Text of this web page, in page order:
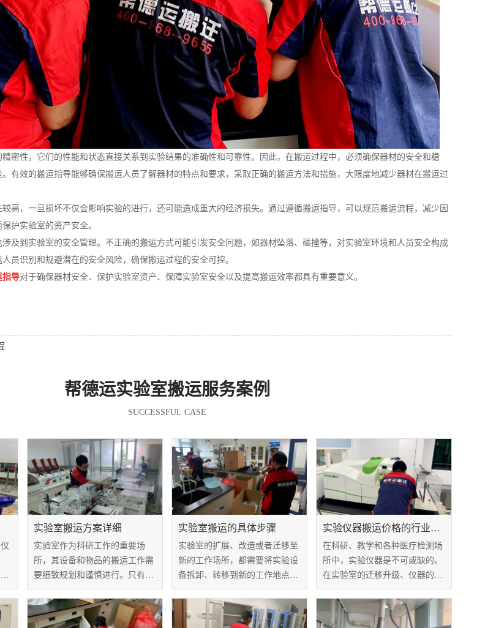
密性，它们的性能和状态直接关系到实验结果的准确性和可靠性。因此，在搬运过程中，必须确保器材的安全和稳
有效的搬运指导能够确保搬运人员了解器材的特点和要求，采取正确的搬运方法和措施，大限度地减少器材在搬运过
高，一旦损坏不仅会影响实验的进行，还可能造成重大的经济损失。通过遵循搬运指导，可以规范搬运流程，减少因
护实验室的资产安全。
及到实验室的安全管理。不正确的搬运方式可能引发安全问题，如器材坠落、碰撞等，对实验室环境和人员安全构成
员识别和规避潜在的安全风险，确保搬运过程的安全可控。
指导对于确保器材安全、保护实验室资产、保障实验室安全以及提高搬运效率都具有重要意义。
帮德运实验室搬运服务案例
SUCCESSFUL CASE
实验室搬运方案详细
实验室作为科研工作的重要场
所，其设备和物品的搬运工作需
要细致规划和谨慎进行。只有制
定完善的实验室搬运方案，不仅
能确保设备和物品的安全，还能
提高搬运效率、减少不必要的损
实验室搬运的具体步骤
实验室的扩展、改造或者迁移至
新的工作场所，都需要将实验设
备拆卸、转移到新的工作地点。
而实验室搬运是一项复杂的任
务，需要仔细计划和有组织的执
行，否则可能会造成实验设备损
实验仪器搬运价格的行业标准
在科研、教学和各种医疗检测场
所中，实验仪器是不可或缺的。
在实验室的迁移升级、仪器的购
置及维护等过程中，实验仪器搬
运作为一个重要环节，搬运费用
成为科研单位和企业需要考量的